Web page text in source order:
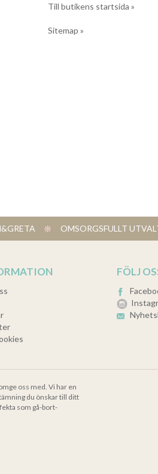
Till butikens startsida »
Sitemap »
OMSORGSFULLT
FÖLJ
oss med. Vi har en
du önskar till ditt
som gå-bort-